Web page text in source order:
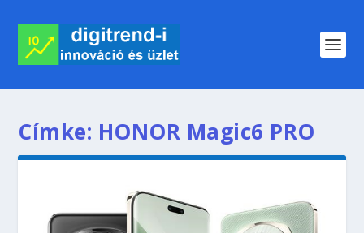
Címke: HONOR Magic6 PRO